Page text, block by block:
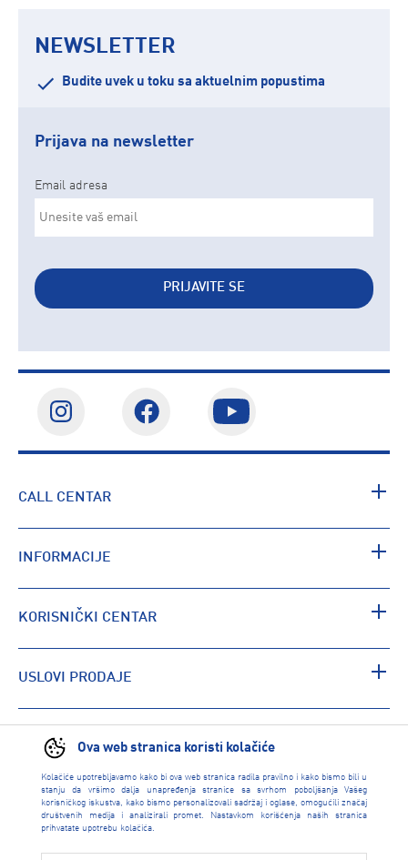
Ova web stranica koristi kolačiće
Kolačiće upotrebljavamo kako bi ova web stranica radila pravilno i kako bismo bili u
stanju da vršimo dalja unapređenja stranice sa svrhom poboljšanja Vašeg
korisničkog iskustva, kako bismo personalizovali sadržaj i oglase, omogućili značaj
društvenih medija i analizirali promet. Nastavkom korišćenja naših stranica
prihvatate upotrebu kolačića.
NEWSLETTER
Budite uvek u toku sa aktuelnim popustima
Prijava na newsletter
Email adresa
PRIJAVITE SE
CALL CENTAR
INFORMACIJE
KORISNIČKI CENTAR
USLOVI PRODAJE
PRONAĐI RADNJU